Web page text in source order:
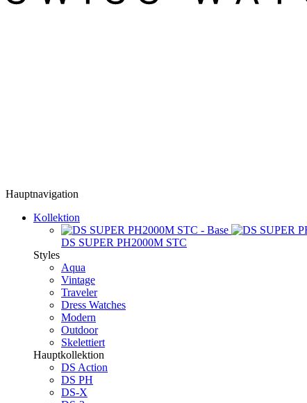
Hauptnavigation
Kollektion
DS SUPER PH2000M STC
Styles
Aqua
Vintage
Traveler
Dress Watches
Modern
Outdoor
Skelettiert
Hauptkollektion
DS Action
DS PH
DS-X